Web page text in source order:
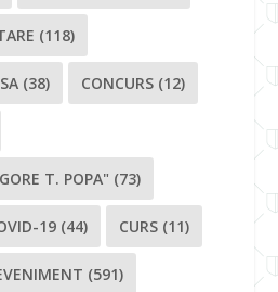
(118)
(38) CONCURS (12)
T. POPA" (73)
19 (44) CURS (11)
(591)